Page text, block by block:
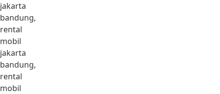
jakarta
bandung,
rental
mobil
jakarta
bandung,
rental
mobil